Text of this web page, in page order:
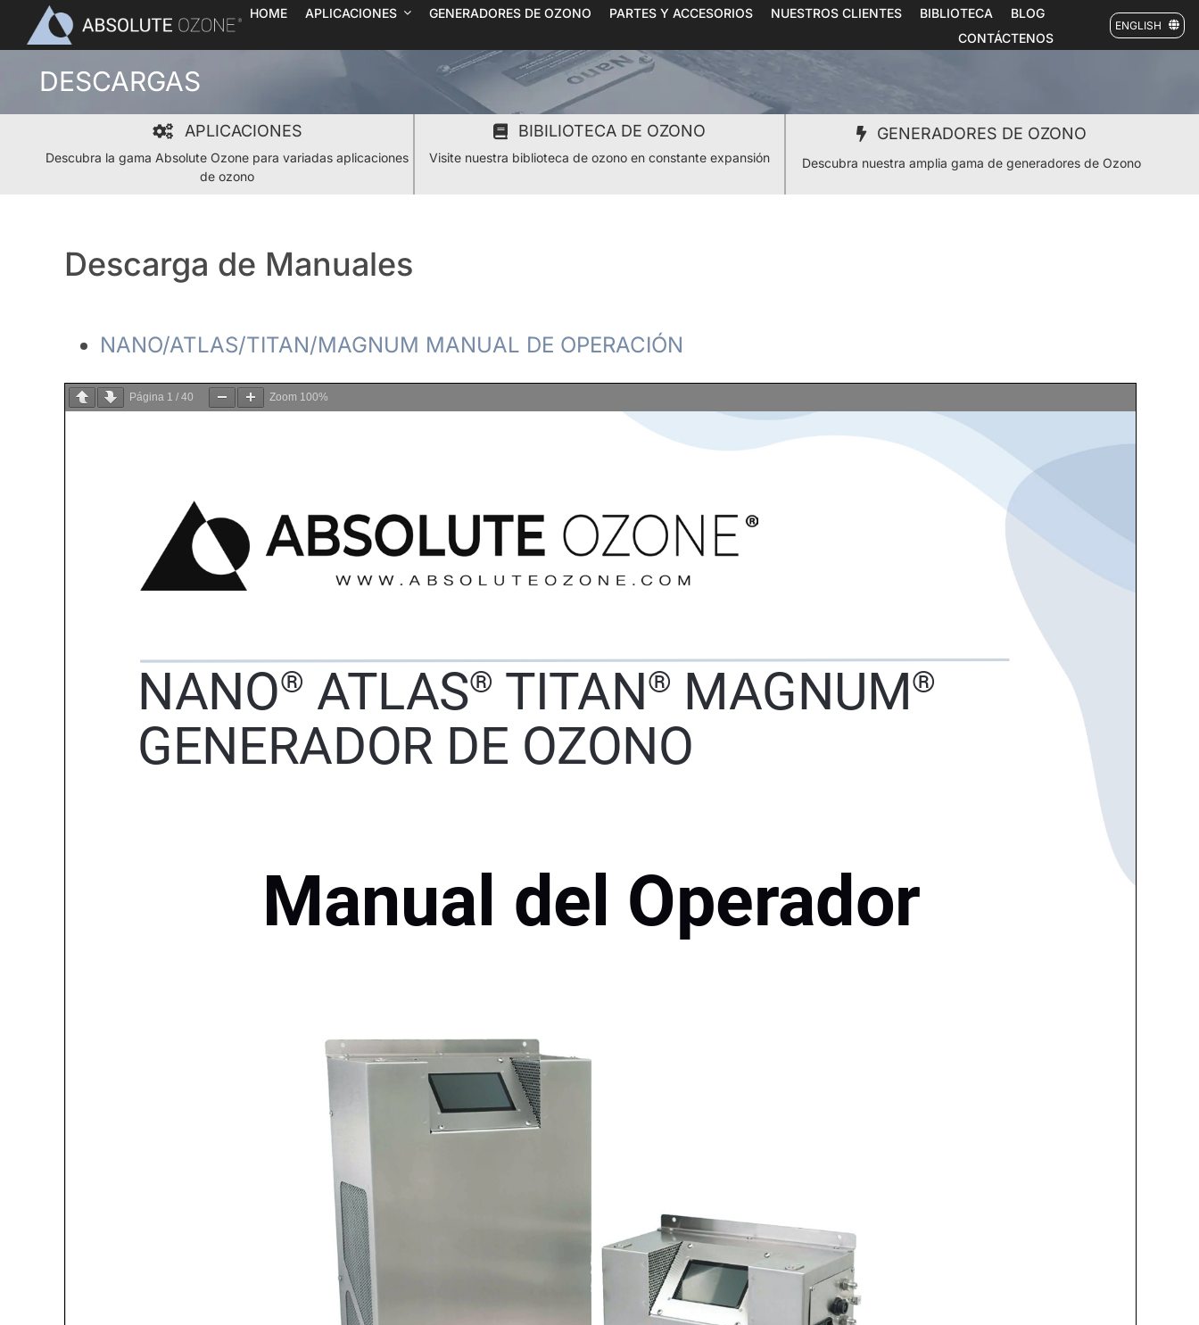
content
HOME APLICACIONES GENERADORES DE OZONO PARTES Y ACCESORIOS NUESTROS CLIENTES BIBLIOTECA
BLOG
CONTÁCTENOS
ENGLISH
DESCARGAS
APLICACIONES
Descubra la gama Absolute Ozone para variadas aplicaciones
de ozono
BIBILIOTECA DE OZONO
Visite nuestra biblioteca de ozono en constante expansión
GENERADORES DE OZONO
Descubra nuestra amplia gama de generadores de Ozono
Descarga de Manuales
NANO/ATLAS/TITAN/MAGNUM MANUAL DE OPERACIÓN
Página 1 / 40 Zoom 100%